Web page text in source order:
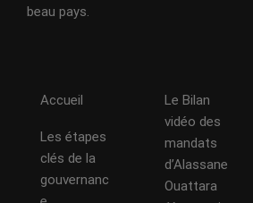
beau pays.
Accueil
Les étapes
clés de la
gouvernanc
Le Bilan
vidéo des
mandats
d’Alassane
Ouattara